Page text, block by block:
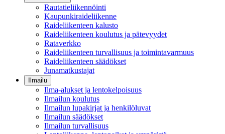
Rautatieliikennöinti
Kaupunkiraideliikenne
Raideliikenteen kalusto
Raideliikenteen koulutus ja pätevyydet
Rataverkko
Raideliikenteen turvallisuus ja toimintavarmuus
Raideliikenteen säädökset
Junamatkustajat
Ilmailu
Ilma-alukset ja lentokelpoisuus
Ilmailun koulutus
Ilmailun lupakirjat ja henkilöluvat
Ilmailun säädökset
Ilmailun turvallisuus